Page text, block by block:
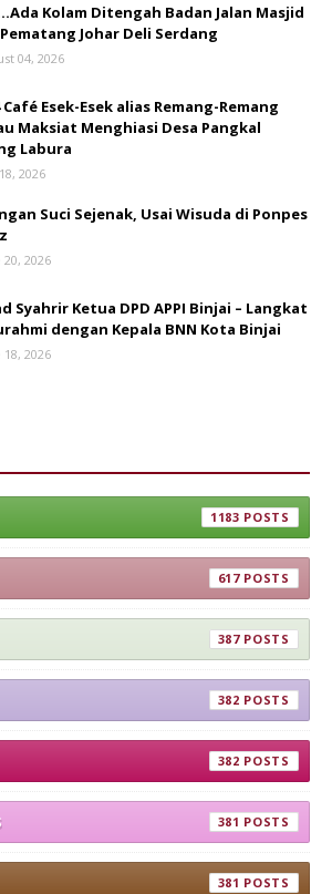
Kolam Ditengah Badan Jalan Masjid
Johar Deli Serdang
04, 2026
Café Esek-Esek alias Remang-Remang
Maksiat Menghiasi Desa Pangkal
Labura
2026
Suci Sejenak, Usai Wisuda di Ponpes
20, 2026
Syahrir Ketua DPD APPI Binjai – Langkat
dengan Kepala BNN Kota Binjai
18, 2026
1183
617
387
382
382
381
381